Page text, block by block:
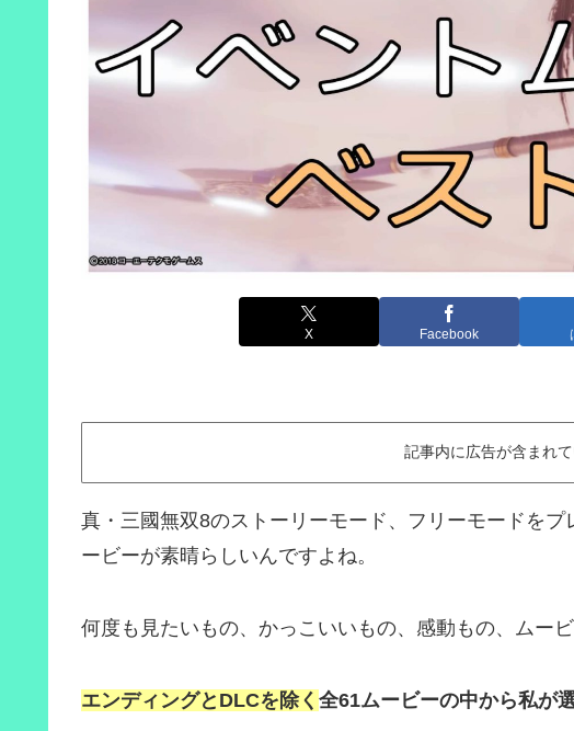
X Facebook
記事内に広告が含まれて
真・三國無双8のストーリーモード、フリーモードを
ービーが素晴らしいんですよね。
何度も見たいもの、かっこいいもの、感動もの、ムー
エンディングとDLCを除く 全61ムービーの中から私が